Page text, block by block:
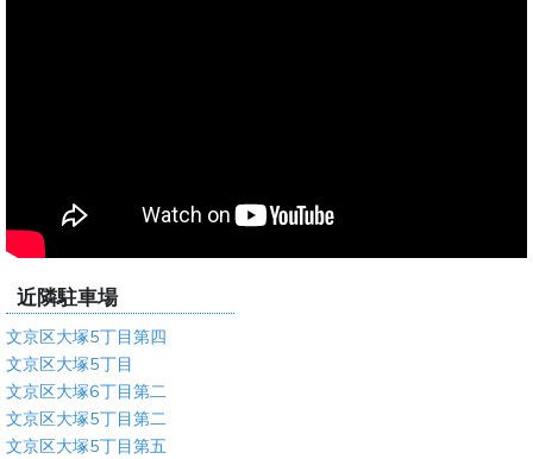
近隣駐車場
文京区大塚5丁目第四
文京区大塚5丁目
文京区大塚6丁目第二
文京区大塚5丁目第二
文京区大塚5丁目第五